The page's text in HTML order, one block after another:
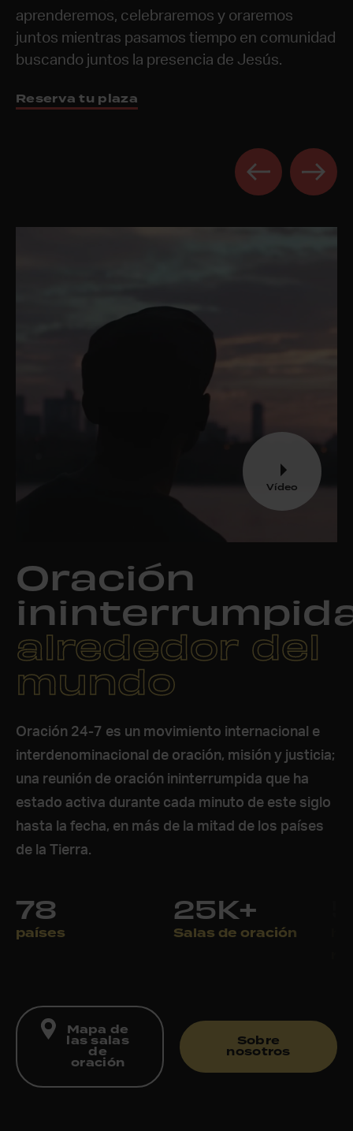
pero poderosa: ver oración ininterrumpida en
todas las naciones de la tierra, exaltando el
nombre de Jesús y pidiendo a Dios que se
aprenderemos, celebraremos y oraremos
juntos mientras pasamos tiempo en comunidad
buscando juntos la presencia de Jesús.
Reserva tu plaza
Descarga la app aquí
diaria.
Descubre cómo
Vídeo
Oración
alrededor del
mundo
Oración 24-7 es un movimiento internacional e
interdenominacional de oración, misión y justicia;
una reunión de oración ininterrumpida que ha
estado activa durante cada minuto de este siglo
hasta la fecha, en más de la mitad de los países
de la Tierra.
78
países
25K+
Salas de oración
Mapa de
las salas
de
oración
Sobre
nosotros